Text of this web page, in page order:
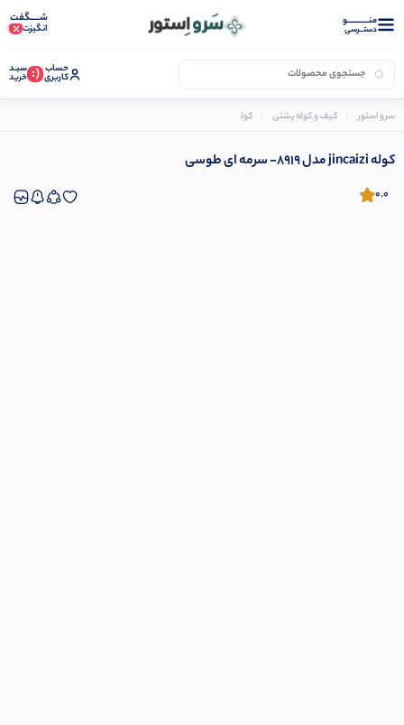
منــــــــــــو
دستــرسی
شـــــگفت
انگیزت
حساب
کاربری (: سبـد
خرید
سرو استور کیف و کوله پشتی کوله پشتی بچه گانه
کوله jincaizi مدل 8919- سرمه ای طوسی
0.0